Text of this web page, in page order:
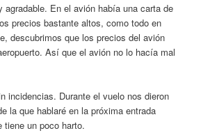
agradable. En el avión había una carta de
precios bastante altos, como todo en
descubrimos que los precios del avión
Así que el avión no lo hacía mal
incidencias. Durante el vuelo nos dieron
la que hablaré en la próxima entrada
tiene un poco harto.